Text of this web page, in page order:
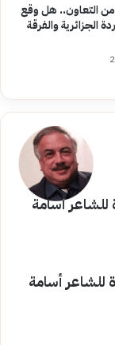
التعاون.. هل وقع
الجزائرية والفرقة
أسامة
أسامة